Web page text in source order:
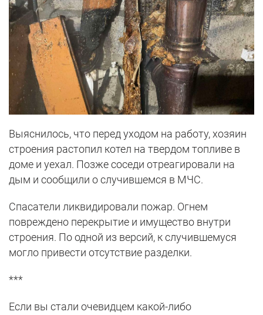
Выяснилось, что перед уходом на работу, хозяин
строения растопил котел на твердом топливе в
доме и уехал. Позже соседи отреагировали на
дым и сообщили о случившемся в МЧС.
Спасатели ликвидировали пожар. Огнем
повреждено перекрытие и имущество внутри
строения. По одной из версий, к случившемуся
могло привести отсутствие разделки.
***
Если вы стали очевидцем какой-либо